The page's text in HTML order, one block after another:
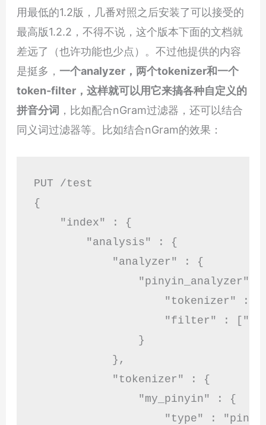
用最低的1.2版，几番对照之后安装了可以接受的
最高版1.2.2，不得不说，这个版本下面的文档就
差远了（也许功能也少点）。不过他提供的内容
是挺多， 一个analyzer，两个tokenizer和一个
token-filter，这样就可以用它来搞各种自定义的
拼音分词 ，比如配合nGram过滤器，还可以结合
同义词过滤器等。比如结合nGram的效果：
PUT /test
{
    "index" : {
        "analysis" : {
            "analyzer" : {
"pinyin_analyzer" :
"tokenizer" :
"filter" :
                }
            },
            "tokenizer" : {
                "my_pinyin" : {
"type" :